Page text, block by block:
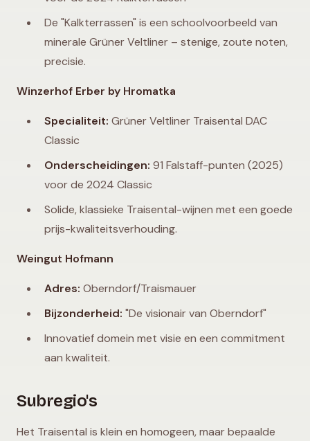
De "Kalkterrassen" is een schoolvoorbeeld van
minerale Grüner Veltliner – stenige, zoute noten,
precisie.
Winzerhof Erber by Hromatka
Specialiteit: Grüner Veltliner Traisental DAC
Classic
Onderscheidingen: 91 Falstaff-punten (2025)
voor de 2024 Classic
Solide, klassieke Traisental-wijnen met een goede
prijs-kwaliteitsverhouding.
Weingut Hofmann
Adres: Oberndorf/Traismauer
Bijzonderheid: "De visionair van Oberndorf"
Innovatief domein met visie en een commitment
aan kwaliteit.
Subregio's
Het Traisental is klein en homogeen, maar bepaalde